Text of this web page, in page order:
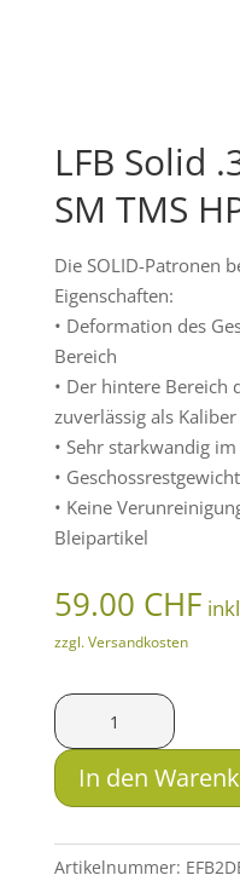
LFB Solid
SM TMS
Die SOLID-Patronen
Eigenschaften:
• Deformation des
Bereich
• Der hintere Bereich
zuverlässig als
• Sehr starkwandig
•
• Keine
Bleipartikel
59.00 CHF
zzgl. Versandkosten
LFB
Solid
.338
Win.
SM
In den
Artikelnummer: